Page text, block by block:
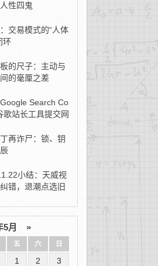
性四鬼
交易模式的“人体
环
的尺子：主动与
的毫厘之差
Search Co
歌站长工具提交网
再诈尸：锁、钥
小结：天威视
错，退潮点选旧
5月 »
五 六 日
1 2
3